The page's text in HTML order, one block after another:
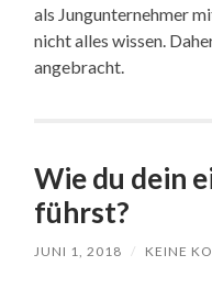
als Jungunternehmer
nicht alles wissen.
angebracht.
Wie du dein
führst?
JUNI 1, 2018 / KEINE